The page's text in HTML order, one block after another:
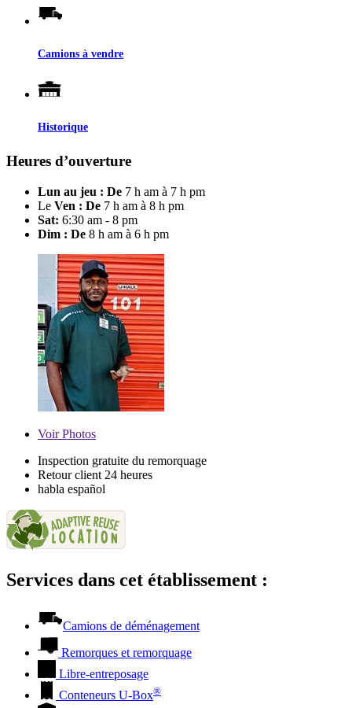
Camions à vendre
Historique
Heures d’ouverture
Lun au jeu : De 7 h am à 7 h pm
Le Ven : De 7 h am à 8 h pm
Sat: 6:30 am - 8 pm
Dim : De 8 h am à 6 h pm
VoirPhotos
Inspection gratuite du remorquage
Retour client 24 heures
habla español
Services dans cet établissement :
Camions de déménagement
Remorques et remorquage
Libre-entreposage
Conteneurs U-Box®